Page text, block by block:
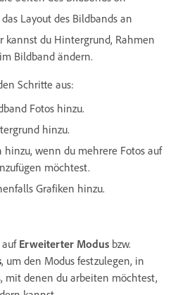
Layout des Bildbands an
kannst du Hintergrund, Rahmen
Bildband ändern.
Schritte aus:
Fotos hinzu.
hinzu.
hinzu, wenn du mehrere Fotos auf
möchtest.
Grafiken hinzu.
Erweiterter Modus bzw.
, um den Modus festzulegen, in
mit denen du arbeiten möchtest,